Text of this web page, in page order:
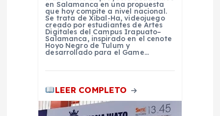
en Salamanca en una propuesta
que hoy compite a nivel nacional.
Se trata de Xibal-Ha, videojuego
creado por estudiantes de Artes
Digitales del Campus Irapuato–
Salamanca, inspirado en el cenote
Hoyo Negro de Tulum y
desarrollado para el Game…
LEER COMPLETO